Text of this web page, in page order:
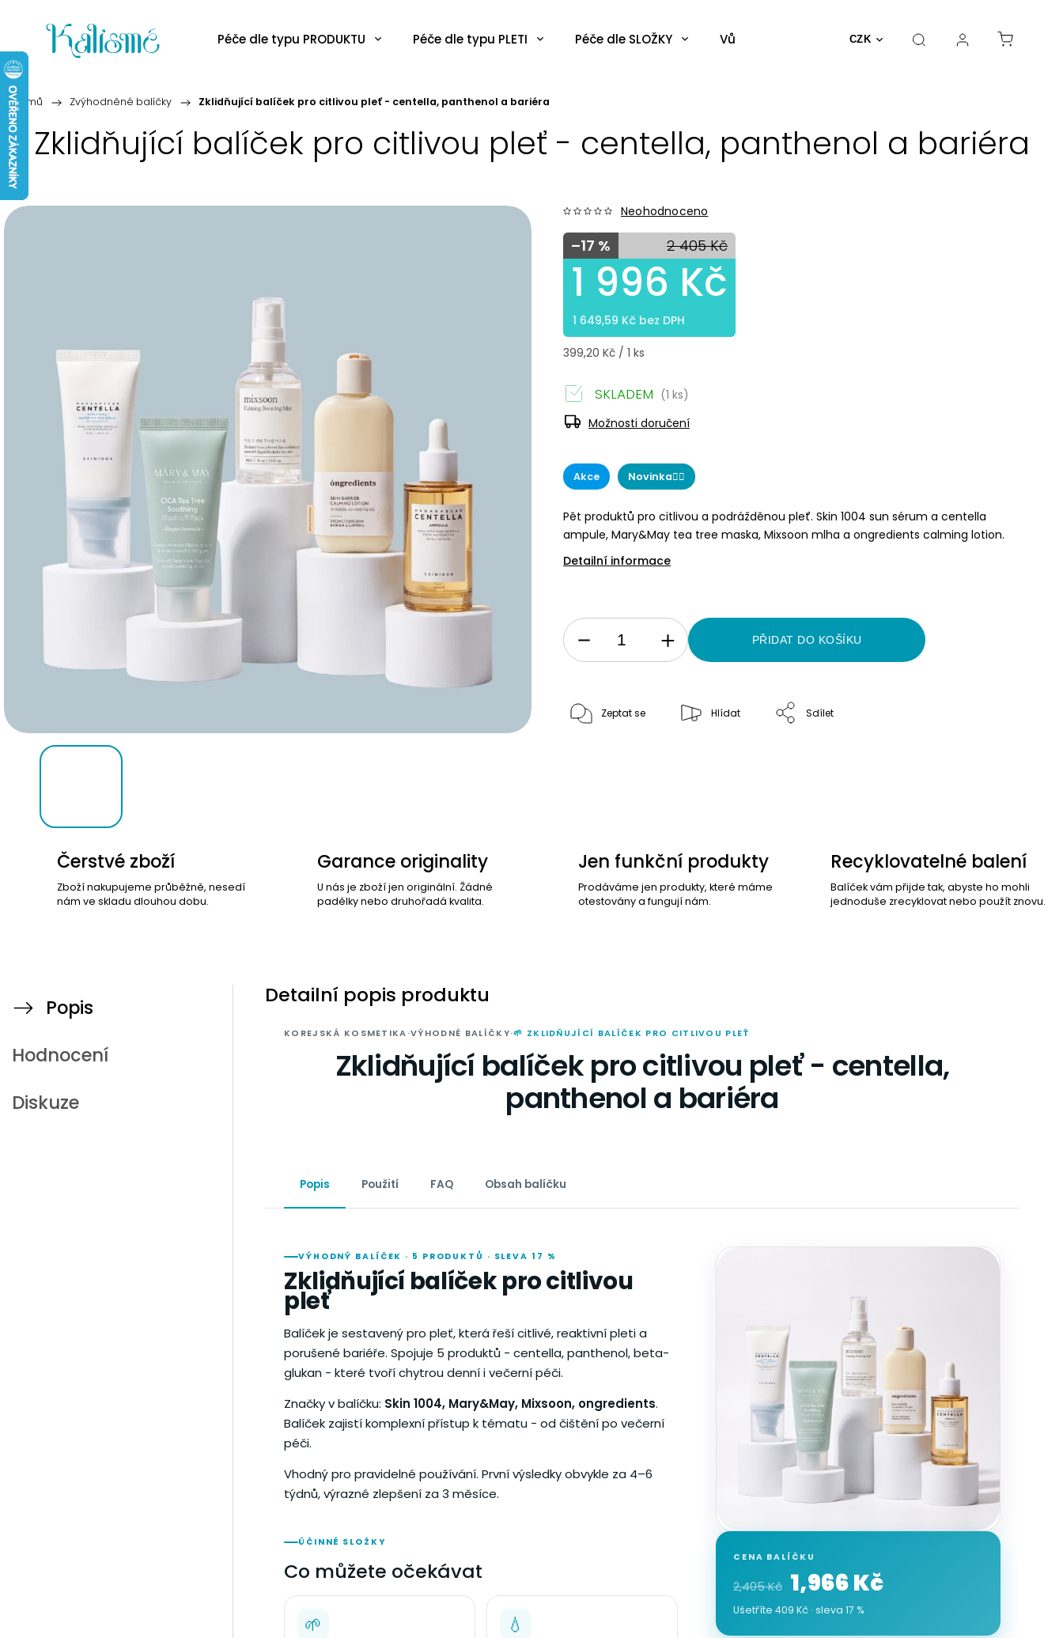
CZK
Péče dle typu PRODUKTU Péče dle typu PLETI Péče dle SLOŽKY Vůně a parfémy Dekorativní kosmetika
Domů / Zvýhodněné balíčky / Zklidňující balíček pro citlivou pleť - centella, panthenol a bariéra
Zklidňující balíček pro citlivou pleť - centella, panthenol a bariéra
Neohodnoceno
2 405 Kč
–17 %
399,20 Kč / 1 ks
1 996 Kč
1 649,59 Kč bez DPH
Akce Novinka☝🏻
Pět produktů pro citlivou a podrážděnou pleť. Skin 1004 sun sérum a centella
ampule, Mary&May tea tree maska, Mixsoon mlha a ongredients calming lotion.
Detailní informace
SKLADEM (1 ks)
Možnosti doručení
PŘIDAT DO KOŠÍKU
Zeptat se Hlídat Sdílet
Čerstvé zboží
Zboží nakupujeme průběžně, nesedí
nám ve skladu dlouhou dobu.
Garance originality
U nás je zboží jen originální. Žádné
padělky nebo druhořadá kvalita.
Jen funkční produkty
Prodáváme jen produkty, které máme
otestovány a fungují nám.
Recyklovatelné balení
Balíček vám přijde tak, abyste ho mohli
jednoduše zrecyklovat nebo použít znovu.
Popis
Hodnocení
Diskuze
Detailní popis produktu
KOREJSKÁ KOSMETIKA·VÝHODNÉ BALÍČKY·🌱 ZKLIDŇUJÍCÍ BALÍČEK PRO CITLIVOU PLEŤ
Zklidňující balíček pro citlivou pleť - centella,
panthenol a bariéra
Popis Použití FAQ Obsah balíčku
VÝHODNÝ BALÍČEK · 5 PRODUKTŮ · SLEVA 17 %
Zklidňující balíček pro citlivou
pleť
Balíček je sestavený pro pleť, která řeší citlivé, reaktivní pleti a
porušené bariéře. Spojuje 5 produktů - centella, panthenol, beta-
glukan - které tvoří chytrou denní i večerní péči.
Značky v balíčku: Skin 1004, Mary&May, Mixsoon, ongredients.
Balíček zajistí komplexní přístup k tématu - od čištění po večerní
péči.
Vhodný pro pravidelné používání. První výsledky obvykle za 4–6
týdnů, výrazné zlepšení za 3 měsíce.
ÚČINNÉ SLOŽKY
Co můžete očekávat
🌱 💧
CENA BALÍČKU
2,405 Kč 1,966 Kč
Ušetříte 409 Kč · sleva 17 %